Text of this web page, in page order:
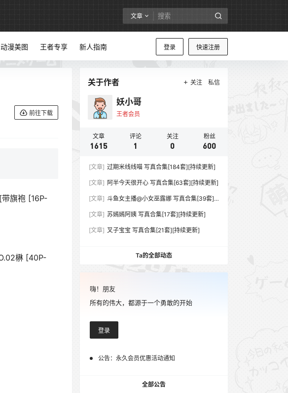
文章
登录 快速注册
动漫美图 王者专享 新人指南
前往下载
旗袍 [16P-
楙 [40P-
关于作者 关注 私信
妖小哥
王者会员
文章
1615
评论
1
关注
0
粉丝
600
[文章] 过期米线线喵 写真合集[184套][持续更新]
[文章] 阿半今天很开心 写真合集[63套][持续更新]
[文章] 斗鱼女主播@小女巫露娜 写真合集[39套]
[文章] 苏嫣嫣阿姨 写真合集[17套][持续更新]
[文章] 叉子宝宝 写真合集[21套][持续更新]
Ta的全部动态
嗨！朋友
所有的伟大，都源于一个勇敢的开始
登录
公告： 永久会员优惠活动通知
全部公告